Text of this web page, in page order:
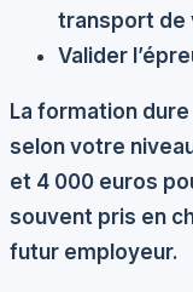
transport de
Valider
La formation
selon votre
et 4 000 euros
souvent pris en
futur employeur.